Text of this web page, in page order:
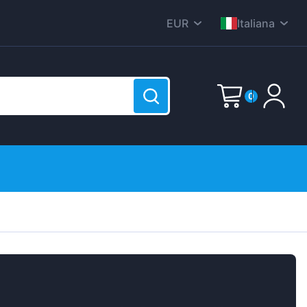
EUR
GBP
SEK
Italiana
0